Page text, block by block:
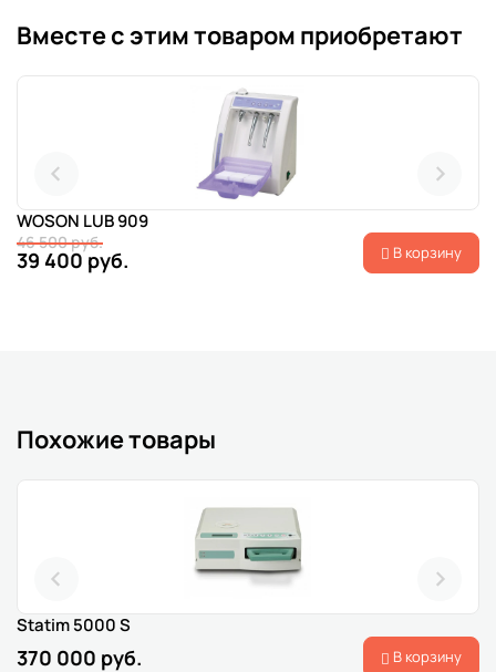
Вместе с этим товаром приобретают
WOSON LUB 909
39 400 руб.
46 500 руб. В корзину
Похожие товары
Statim 5000 S
370 000 руб. В корзину